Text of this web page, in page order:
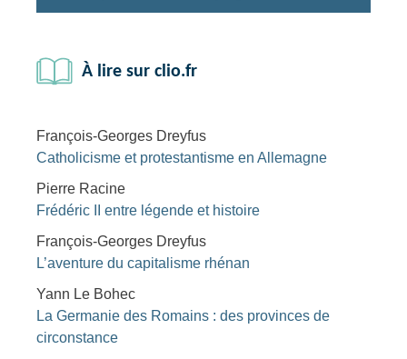
À lire sur clio.fr
François-Georges Dreyfus
Catholicisme et protestantisme en Allemagne
Pierre Racine
Frédéric II entre légende et histoire
François-Georges Dreyfus
L’aventure du capitalisme rhénan
Yann Le Bohec
La Germanie des Romains : des provinces de
circonstance